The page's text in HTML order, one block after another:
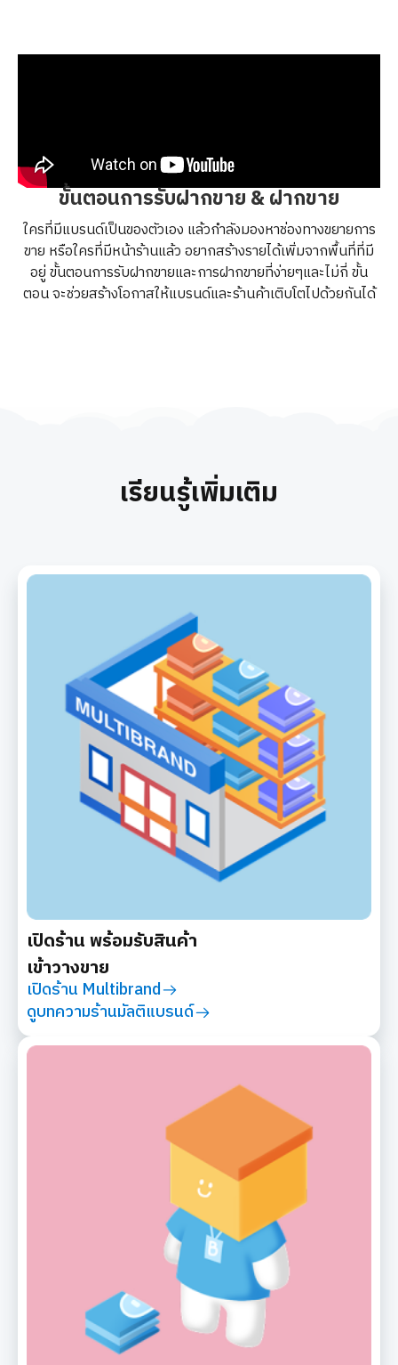
ขั้นตอนการรับฝากขาย & ฝากขาย
ใครที่มีแบรนด์เป็นของตัวเอง แล้วกำลังมองหาช่องทางขยายการ
ขาย หรือใครที่มีหน้าร้านแล้ว อยากสร้างรายได้เพิ่มจากพื้นที่ที่มี
อยู่ ขั้นตอนการรับฝากขายและการฝากขายที่ง่ายๆและไม่กี่ ขั้น
ตอน จะช่วยสร้างโอกาสให้แบรนด์และร้านค้าเติบโตไปด้วยกันได้
เรียนรู้เพิ่มเติม
เปิดร้าน พร้อมรับสินค้า
เข้าวางขาย
เปิดร้าน Multibrand
ดูบทความร้านมัลติแบรนด์